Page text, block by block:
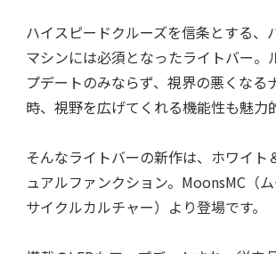
ハイスピードクルーズを信条とする、
マシンには必須となったライトバー。
プデートのみならず、視界の悪くなる
時、視野を広げてくれる機能性も魅力
そんなライトバーの新作は、ホワイト
ュアルファンクション。MoonsMC（
サイクルカルチャー）より登場です。